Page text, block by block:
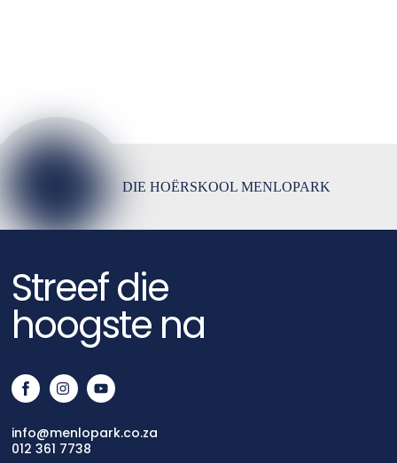
DIE HOËRSKOOL MENLOPARK
Streef die
hoogste na
info@menlopark.co.za
012 361 7738